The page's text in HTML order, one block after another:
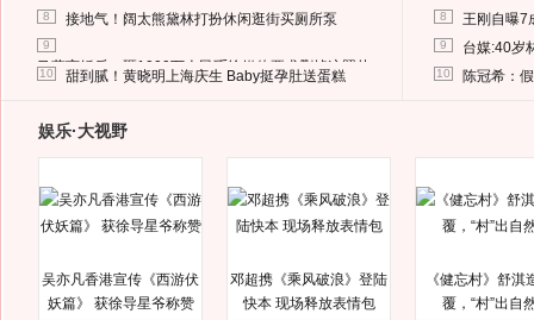
8 接地气！阔太熊黛林打扮休闲逛街买厕所泵
9
马蓉离婚后，砸1000万人民币给媒体要求删掉这照片
10 甜到腻！黄晓明上海庆生 Baby挺孕肚送蛋糕
8 王刚自曝7
9 台媒:40岁
10 陈冠希：
娱乐·大视野
吴亦凡香港宣传《西游伏
妖篇》 获徐导星爷称赞
邓超携《乘风破浪》登陆
快本 现场释放表情包
《健忘村》舒淇
覆，“村”出自